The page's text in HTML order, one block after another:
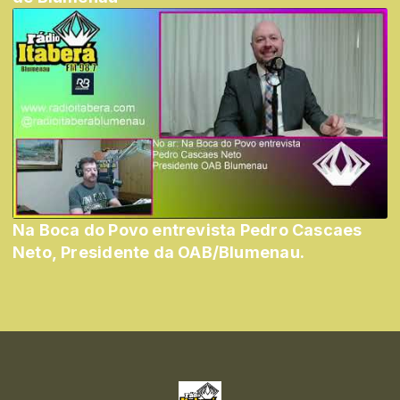
Na Boca do Povo entrevista Pedro Cascaes
Neto, Presidente da OAB/Blumenau.